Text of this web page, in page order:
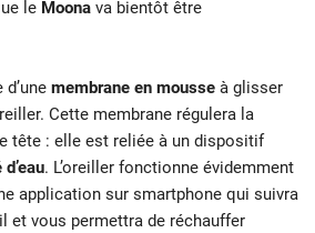
le Moona va bientôt être
membrane en mousse à glisser
Cette membrane régulera la
tête : elle est reliée à un dispositif
. L’oreiller fonctionne évidemment
application sur smartphone qui suivra
et vous permettra de réchauffer